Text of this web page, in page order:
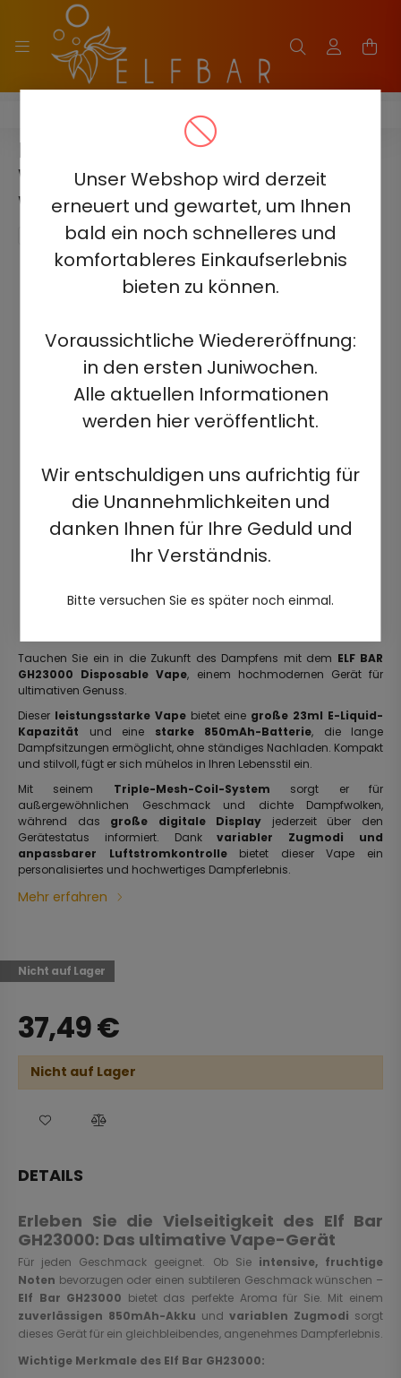
Unser Webshop wird derzeit
erneuert und gewartet, um Ihnen
bald ein noch schnelleres und
komfortableres Einkaufserlebnis
bieten zu können.
Voraussichtliche Wiedereröffnung:
in den ersten Juniwochen.
Alle aktuellen Informationen
werden hier veröffentlicht.
Wir entschuldigen uns aufrichtig für
die Unannehmlichkeiten und
danken Ihnen für Ihre Geduld und
Ihr Verständnis.
Bitte versuchen Sie es später noch einmal.
ELF BAR GH23000 - 2%-5%
ELF BAR GH23000 -
WASSERMELONE EIS 2% -
WIEDERAUFLADBAR
Tauchen Sie ein in die Zukunft des Dampfens mit dem ELF BAR
GH23000 Disposable Vape, einem hochmodernen Gerät für
ultimativen Genuss.
Dieser leistungsstarke Vapebietet eine große 23ml E-Liquid-
Kapazität und eine starke 850mAh-Batterie, die lange
Dampfsitzungen ermöglicht, ohne ständiges Nachladen. Kompakt
und stilvoll, fügt er sich mühelos in Ihren Lebensstil ein.
Mit seinem Triple-Mesh-Coil-System sorgt er für
außergewöhnlichen Geschmack und dichte Dampfwolken,
während das große digitale Display jederzeit über den
Gerätestatus informiert. Dankvariabler Zugmodi und
anpassbarer Luftstromkontrollebietet dieser Vape ein
personalisiertes und hochwertiges Dampferlebnis.
Mehr erfahren
Nicht auf Lager
37,49€
Nicht auf Lager
DETAILS
Erleben Sie die Vielseitigkeit des Elf Bar
GH23000: Das ultimative Vape-Gerät
Für jeden Geschmack geeignet. Ob Sie intensive, fruchtige
Noten bevorzugen oder einen subtileren Geschmack wünschen –
Elf Bar GH23000 bietet das perfekte Aroma für Sie. Mit einem
zuverlässigen 850mAh-Akku und variablen Zugmodi sorgt
dieses Gerät für ein gleichbleibendes, angenehmes Dampferlebnis.
Wichtige Merkmale des Elf Bar GH23000: